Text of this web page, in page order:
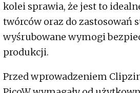
kolei sprawia, że jest to
twórców oraz do zastosowań
wyśrubowane wymogi
produkcji.
Przed wprowadzeniem